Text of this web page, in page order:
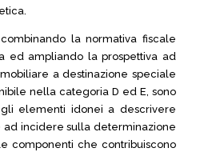
la normativa fiscale
ed ampliando la prospettiva ad
a destinazione speciale
nella categoria D ed E, sono
elementi idonei a descrivere
ad incidere sulla determinazione
componenti che contribuiscono